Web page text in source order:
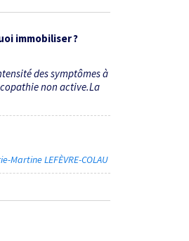
immobiliser ?
des symptômes à
non active.La
Martine LEFÈVRE-COLAU